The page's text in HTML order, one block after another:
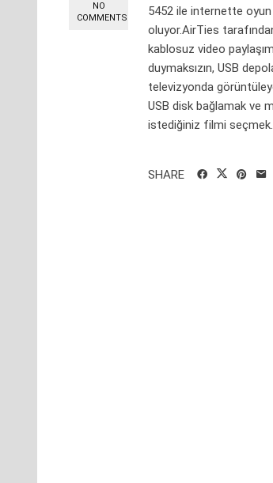
NO
COMMENTS
5452 ile internette oyun
oluyor.AirTies
kablosuz video
duymaksızın, USB
televizyonda
USB disk bağlamak ve
istediğiniz filmi
SHARE